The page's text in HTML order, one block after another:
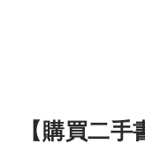
【購買二